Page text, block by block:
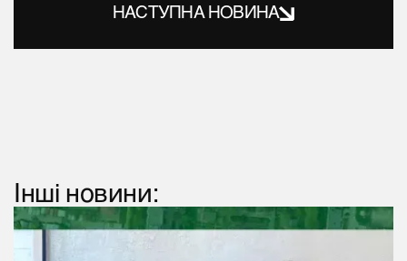
НАСТУПНА НОВИНА
Інші новини: